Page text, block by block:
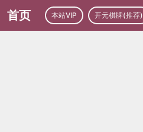
首页 本站VIP 开元棋牌(推荐)